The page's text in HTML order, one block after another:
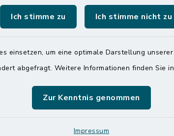
Ich stimme zu Ich stimme nicht zu
einsetzen, um eine optimale Darstellung
abgefragt. Weitere Informationen finden Sie
Zur Kenntnis genommen
Impressum
0
215
Dienstag und
8:00 Uhr - 12:00
14:00 Uhr -
Online-
finden aber
zeitnahen
gerne unter der
04832 6065 0 an!